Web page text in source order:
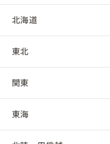
北海道
北海道
東北
青森県
岩手県
関東
茨城県
東海